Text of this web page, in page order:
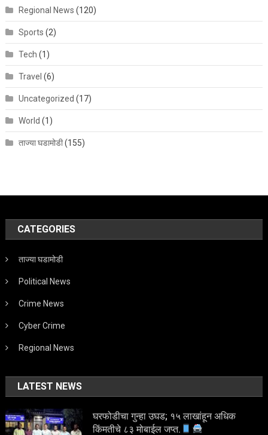
Regional News (120)
Sports (2)
Tech (1)
Travel (6)
Uncategorized (17)
World (1)
ताज्या घडामोडी(155)
CATEGORIES
ताज्या घडामोडी
Political News
Crime News
Cyber Crime
Regional News
LATEST NEWS
घरफोडीचा गुन्हा उघड; १५ लाखांहून अधिक
किंमतीचे ८३ मोबाईल जप्त.